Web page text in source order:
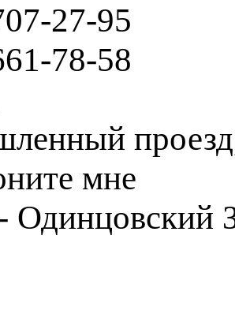
27-95
78-58
мне
Одинцовский